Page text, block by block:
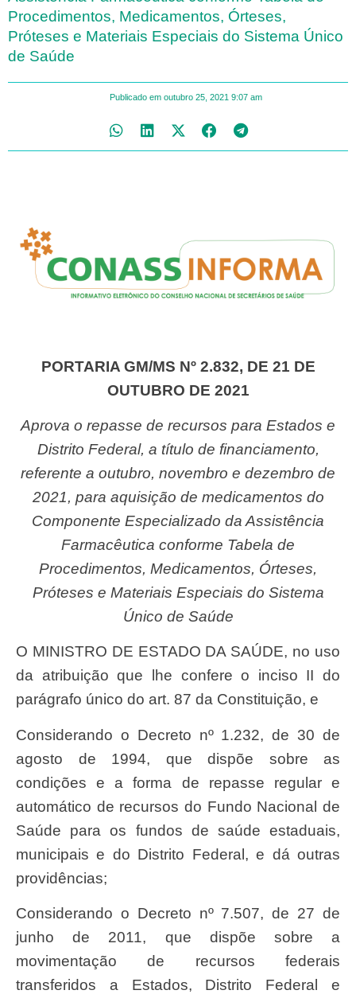
Procedimentos, Medicamentos, Órteses,
Próteses e Materiais Especiais do Sistema Único
de Saúde
Publicado em outubro 25, 2021 9:07 am
PORTARIA GM/MS Nº 2.832, DE 21 DE
OUTUBRO DE 2021
Aprova o repasse de recursos para Estados e
Distrito Federal, a título de financiamento,
referente a outubro, novembro e dezembro de
2021, para aquisição de medicamentos do
Componente Especializado da Assistência
Farmacêutica conforme Tabela de
Procedimentos, Medicamentos, Órteses,
Próteses e Materiais Especiais do Sistema
Único de Saúde
O MINISTRO DE ESTADO DA SAÚDE, no uso
da atribuição que lhe confere o inciso II do
parágrafo único do art. 87 da Constituição, e
Considerando o Decreto nº 1.232, de 30 de
agosto de 1994, que dispõe sobre as
condições e a forma de repasse regular e
automático de recursos do Fundo Nacional de
Saúde para os fundos de saúde estaduais,
municipais e do Distrito Federal, e dá outras
providências;
Considerando o Decreto nº 7.507, de 27 de
junho de 2011, que dispõe sobre a
movimentação de recursos federais
transferidos a Estados, Distrito Federal e